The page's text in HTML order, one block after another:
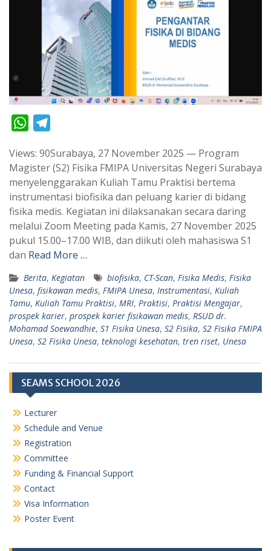
W
a
t
s
A
p
p
l
e
g
r
a
m
Views: 90Surabaya, 27 November 2025 — Program
Magister (S2) Fisika FMIPA Universitas Negeri Surabaya
menyelenggarakan Kuliah Tamu Praktisi bertema
instrumentasi biofisika dan peluang karier di bidang
fisika medis. Kegiatan ini dilaksanakan secara daring
melalui Zoom Meeting pada Kamis, 27 November 2025
pukul 15.00–17.00 WIB, dan diikuti oleh mahasiswa S1
dan Read More …
Berita, Kegiatan biofisika, CT-Scan, Fisika Medis, Fisika
Unesa, fisikawan medis, FMIPA Unesa, Instrumentasi, Kuliah
Tamu, Kuliah Tamu Praktisi, MRI, Praktisi, Praktisi Mengajar,
prospek karier, prospek karier fisikawan medis, RSUD dr.
Mohamad Soewandhie, S1 Fisika Unesa, S2 Fisika, S2 Fisika FMIPA
Unesa, S2 Fisika Unesa, teknologi kesehatan, tren riset, Unesa
SEAMS SCHOOL 2026
Lecturer
Schedule and Venue
Registration
Committee
Funding & Financial Support
Contact
Visa Information
Poster Event